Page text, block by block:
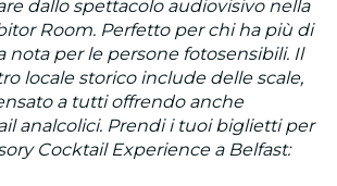
dallo spettacolo audiovisivo nella
Room. Perfetto per chi ha più di
nota per le persone fotosensibili. Il
locale storico include delle scale,
a tutti offrendo anche
analcolici. Prendi i tuoi biglietti per
Cocktail Experience a Belfast: